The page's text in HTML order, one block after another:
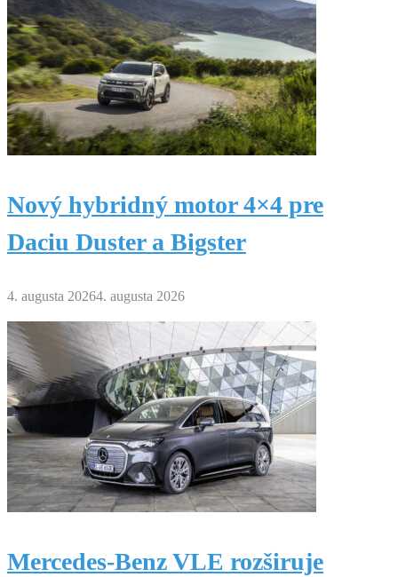
Nový hybridný motor 4×4 pre
Daciu Duster a Bigster
4. augusta 20264. augusta 2026
Mercedes-Benz VLE rozširuje